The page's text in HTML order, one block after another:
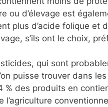
ou d’élevage est
plus d’acide folique et
s’ils ont le choix,
qui sont
puisse trouver dans
% des produits en
l’agriculture